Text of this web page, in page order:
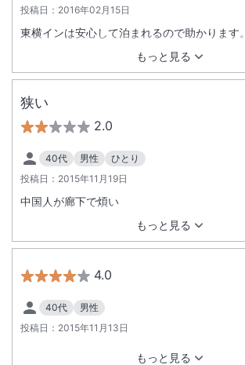
投稿日： 2016年02月15日
もっと見る
東横インは安心して泊まれるので助かります。
狭い
2.0
40代 男性
ひとり
投稿日： 2015年11月19日
もっと見る
中国人が廊下で煩い
4.0
40代
男性
投稿日： 2015年11月13日
もっと見る